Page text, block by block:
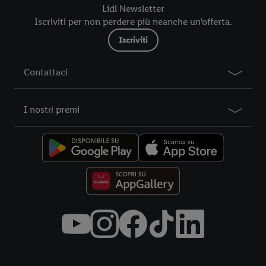
Lidl Newsletter
Iscriviti per non perdere più neanche un'offerta.
Iscriviti
Contattaci
I nostri premi
futuro, sono disponibili nella nostra
nostre informazioni legali sono consultabili qui.